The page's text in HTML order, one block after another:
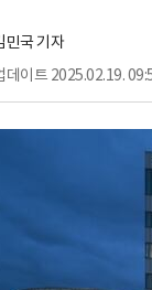
민국 기자
데이트 2025.02.19.